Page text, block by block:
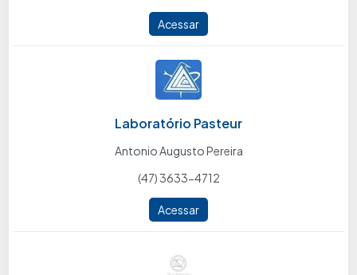
Acessar
Laboratório Pasteur
Antonio Augusto Pereira
(47) 3633-4712
Acessar